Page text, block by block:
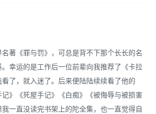
著《罪与罚》，可总是背不下那个长长的名
幸运的是工作后一位前辈向我推荐了《卡拉
了，就入迷了。后来便陆陆续续看了他的
记》《死屋手记》《白痴》《被侮辱与被损害
一直没读完书架上的陀全集，也一直觉得自